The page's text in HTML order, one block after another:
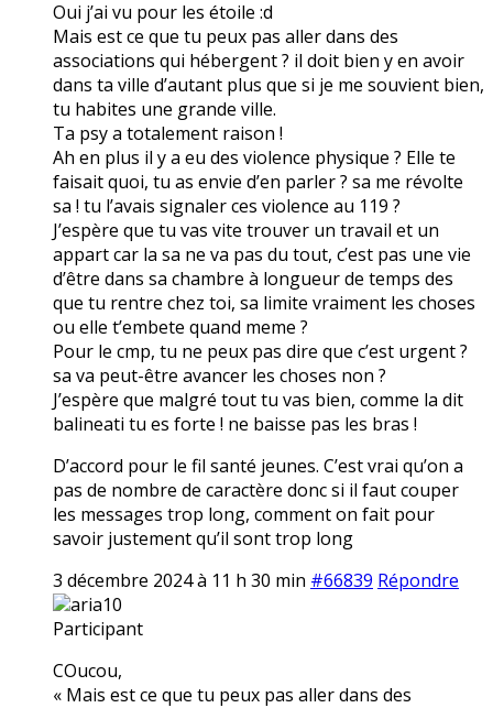
Oui j’ai vu pour les étoile :d
Mais est ce que tu peux pas aller dans des
associations qui hébergent ? il doit bien y en avoir
dans ta ville d’autant plus que si je me souvient bien,
tu habites une grande ville.
Ta psy a totalement raison !
Ah en plus il y a eu des violence physique ? Elle te
faisait quoi, tu as envie d’en parler ? sa me révolte
sa ! tu l’avais signaler ces violence au 119 ?
J’espère que tu vas vite trouver un travail et un
appart car la sa ne va pas du tout, c’est pas une vie
d’être dans sa chambre à longueur de temps des
que tu rentre chez toi, sa limite vraiment les choses
ou elle t’embete quand meme ?
Pour le cmp, tu ne peux pas dire que c’est urgent ?
sa va peut-être avancer les choses non ?
J’espère que malgré tout tu vas bien, comme la dit
balineati tu es forte ! ne baisse pas les bras !
D’accord pour le fil santé jeunes. C’est vrai qu’on a
pas de nombre de caractère donc si il faut couper
les messages trop long, comment on fait pour
savoir justement qu’il sont trop long
3 décembre 2024 à 11 h 30 min #66839 Répondre
aria10
Participant
COucou,
« Mais est ce que tu peux pas aller dans des